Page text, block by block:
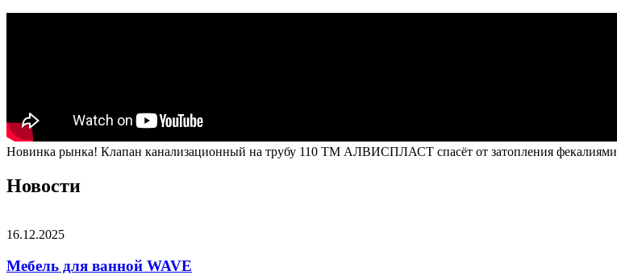
Новинка рынка! Клапан канализационный на трубу 110 ТМ АЛВИСПЛАСТ спасёт от затопления фекалиями
Новости
16.12.2025
Мебель для ванной WAVE